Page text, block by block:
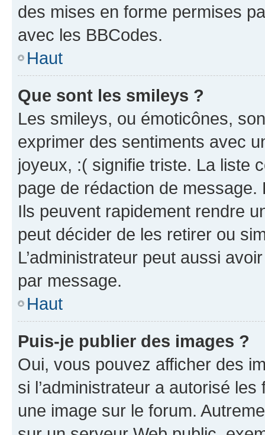
des mises en forme permises
avec les BBCodes.
Haut
Que sont les smileys ?
Les smileys, ou émoticônes,
exprimer des sentiments avec
joyeux, :( signifie triste. La liste
page de rédaction de
Ils peuvent rapidement rendre
peut décider de les retirer ou
L’administrateur peut aussi
par message.
Haut
Puis-je publier des images ?
Oui, vous pouvez afficher des
si l’administrateur a autorisé
une image sur le forum.